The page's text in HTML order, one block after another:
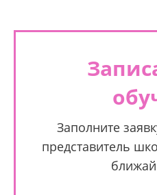
Заполните
представитель